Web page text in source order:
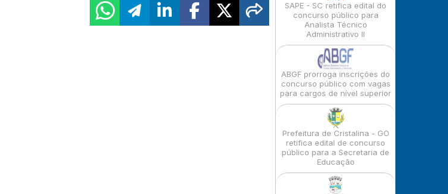
SAPE - SC retifica edital do
concurso público para
Analista Técnico
Administrativo II
ABGF prorroga inscrições do
concurso público com vagas
para cargos de nível superior
Prefeitura de Cristalina - GO
retifica edital de concurso
público para a Secretaria de
Educação